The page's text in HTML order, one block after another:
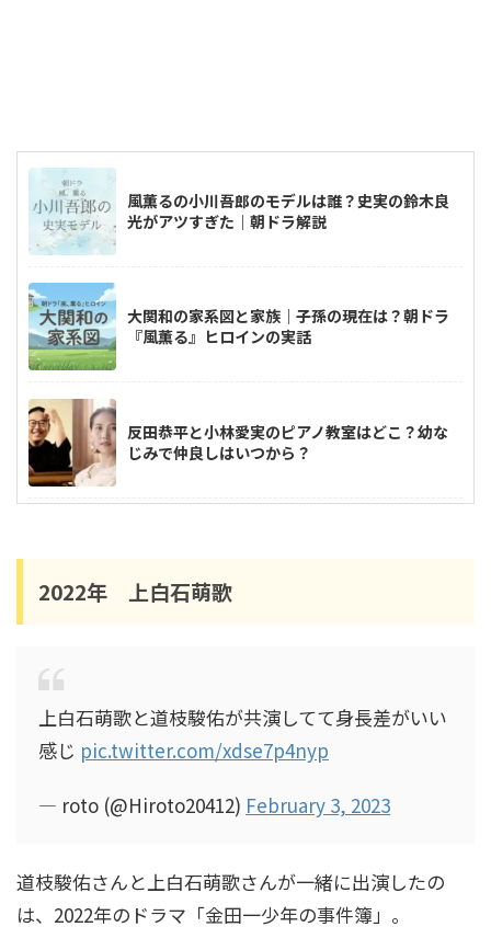
風薫るの小川吾郎のモデルは誰？史実の鈴木良
光がアツすぎた｜朝ドラ解説
大関和の家系図と家族｜子孫の現在は？朝ドラ
『風薫る』ヒロインの実話
反田恭平と小林愛実のピアノ教室はどこ？幼な
じみで仲良しはいつから？
で緒方貞子とも親戚関係！
寺島しのぶの家系図｜尾上松也や松たか子との
関係は？祖父は人間国宝
2022年 上白石萌歌
上白石萌歌と道枝駿佑が共演してて身長差がいい
感じ pic.twitter.com/xdse7p4nyp
— roto (@Hiroto20412) February 3, 2023
道枝駿佑さんと上白石萌歌さんが一緒に出演したの
は、2022年のドラマ「金田一少年の事件簿」。